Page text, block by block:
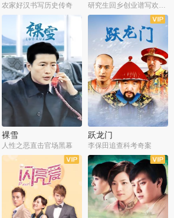
农家好汉书写历史传奇
全21集
裸雪
人性之恶直击官场黑幕
全30集
跃龙门
李保田追查科考奇案
全37集 全30集